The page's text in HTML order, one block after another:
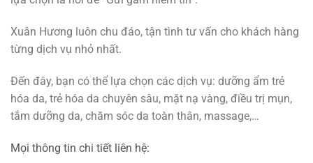
Xuân Hương luôn chu đáo, tận tình tư vấn cho khách hàng
từng dịch vụ nhỏ nhất.
Đến đây, bạn có thể lựa chọn các dịch vụ: dưỡng ẩm trẻ
hóa da, trẻ hóa da chuyên sâu, mặt nạ vàng, điều trị mụn,
tắm dưỡng da, chăm sóc da toàn thân, massage,…
Mọi thông tin chi tiết liên hệ: